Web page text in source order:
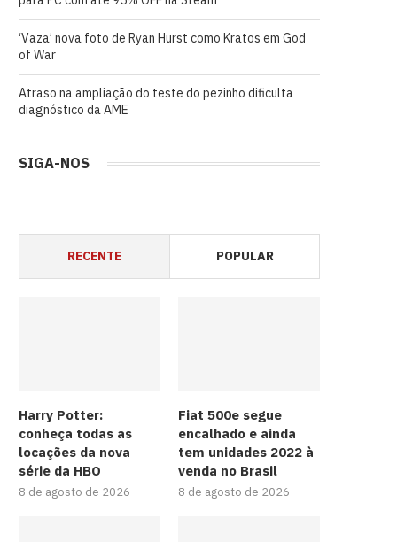
‘Vaza’ nova foto de Ryan Hurst como Kratos em God
of War
Atraso na ampliação do teste do pezinho dificulta
diagnóstico da AME
SIGA-NOS
RECENTE POPULAR
Harry Potter:
conheça todas as
locações da nova
série da HBO
8 de agosto de 2026
Fiat 500e segue
encalhado e ainda
tem unidades 2022 à
venda no Brasil
8 de agosto de 2026